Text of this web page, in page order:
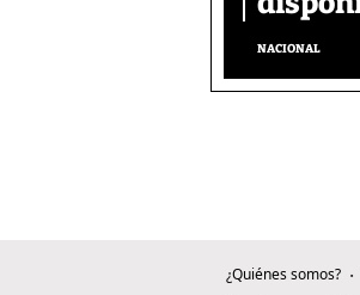
NACIONAL
¿Quiénes somos?